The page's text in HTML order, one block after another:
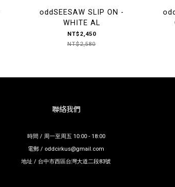
oddSEESAW SLIP ON -
WHITE AL
NT$2,450
NT$2,580
聯絡我們
時間 / 周一至周五 10:00 - 18:00
電郵 / oddcirkus@gmail.com
地址 / 台中市西區台灣大道二段83號